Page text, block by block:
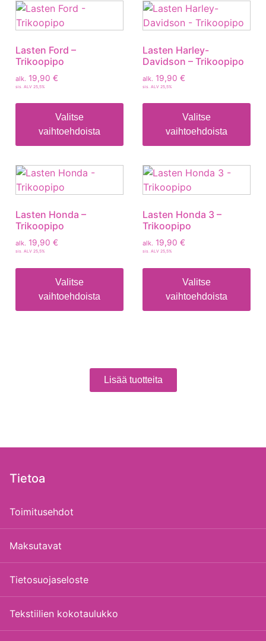
Lasten Ford –
Trikoopipo
alk. 19,90 €
sis. ALV 25,5%
Valitse
vaihtoehdoista
Lasten Harley-
Davidson – Trikoopipo
alk. 19,90 €
sis. ALV 25,5%
Valitse
vaihtoehdoista
Lasten Honda –
Trikoopipo
alk. 19,90 €
sis. ALV 25,5%
Valitse
vaihtoehdoista
Lasten Honda 3 –
Trikoopipo
alk. 19,90 €
sis. ALV 25,5%
Valitse
vaihtoehdoista
Lisää tuotteita
Tietoa
Toimitusehdot
Maksutavat
Tietosuojaseloste
Tekstiilien kokotaulukko